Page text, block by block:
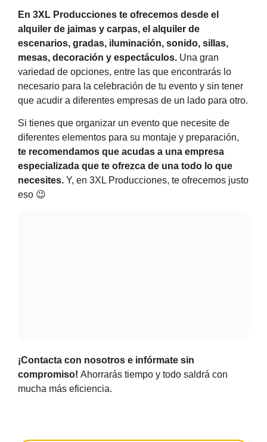
En 3XL Producciones te ofrecemos desde el
alquiler de jaimas y carpas, el alquiler de
escenarios, gradas, iluminación, sonido, sillas,
mesas, decoración y espectáculos. Una gran
variedad de opciones, entre las que encontrarás lo
necesario para la celebración de tu evento y sin tener
que acudir a diferentes empresas de un lado para otro.
Si tienes que organizar un evento que necesite de
diferentes elementos para su montaje y preparación,
te recomendamos que acudas a una empresa
especializada que te ofrezca de una todo lo que
necesites. Y, en 3XL Producciones, te ofrecemos justo
eso 😉
¡Contacta con nosotros e infórmate sin
compromiso! Ahorrarás tiempo y todo saldrá con
mucha más eficiencia.